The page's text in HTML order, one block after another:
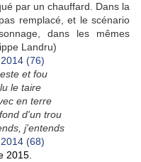
par un chauffard. Dans la
remplacé, et le scénario
dans les mêmes
Landru)
et fou
le taire
en terre
d'un trou
j'entends
2015.